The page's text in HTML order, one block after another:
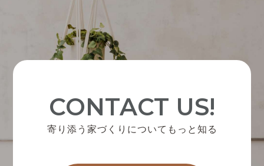
CONTACT US!
寄り添う家づくりについてもっと知る